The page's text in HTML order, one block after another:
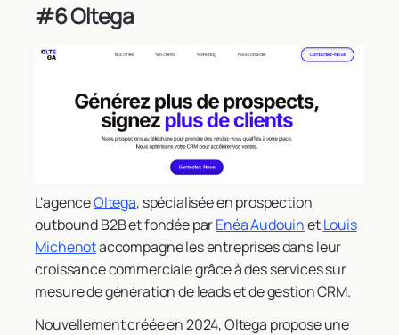
#6 Oltega
L'agenceOltega, spécialisée en prospection
outbound B2B et fondée parEnéa AudouinetLouis
Michenotaccompagne les entreprises dans leur
croissance commerciale grâce à des services sur
mesure de génération de leads et de gestion CRM.
Nouvellement créée en 2024, Oltega propose une